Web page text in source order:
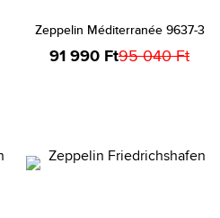
Zeppelin Méditerranée 9637-3
91 990 Ft95 040 Ft